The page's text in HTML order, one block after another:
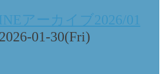
アーカイブ2026/01
2026-01-30(Fri)